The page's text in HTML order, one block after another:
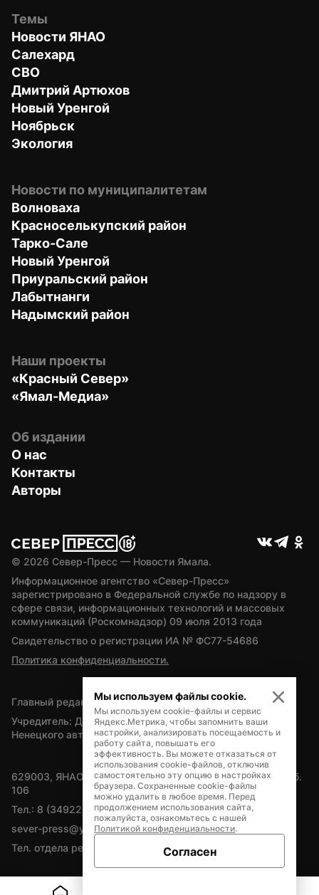
Темы
Новости ЯНАО
Салехард
СВО
Дмитрий Артюхов
Новый Уренгой
Ноябрьск
Экология
Новости по муниципалитетам
Волноваха
Красноселькупский район
Тарко-Сале
Новый Уренгой
Приуральский район
Лабытнанги
Надымский район
Наши проекты
«Красный Север»
«Ямал-Медиа»
Об издании
О нас
Контакты
Авторы
© 2026 Север-Пресс — Новости Ямала.
Информационное агентство «Север-Пресс»
зарегистрировано в Федеральной службе по надзору в
сфере связи, информационных технологий и массовых
коммуникаций (Роскомнадзор) 09 июля 2013 года
Свидетельство о регистрации ИА № ФС77-54686
Политика конфиденциальности.
Главный редактор — А.Л. Поздеев
Учредитель: Департамент внутренней политики Ямало-
Ненецкого автономного округа
629003, ЯНАО, Салехард, мкр. Богдана Кнунянца, д.1, каб.
106
Тел.: 8 (34922) 71262
sever-press@yamal-media.ru
Тел. отдела рекламы: 8 (34922) 42728
Мы используем файлы cookie.
Мы используем cookie-файлы и сервис
Яндекс.Метрика, чтобы запомнить ваши
настройки, анализировать посещаемость и
работу сайта, повышать его
эффективность. Вы можете отказаться от
использования cookie-файлов, отключив
самостоятельно эту опцию в настройках
браузера. Сохраненные cookie-файлы
можно удалить в любое время. Перед
продолжением использования сайта,
пожалуйста, ознакомьтесь с нашей
Политикой конфиденциальности.
Согласен